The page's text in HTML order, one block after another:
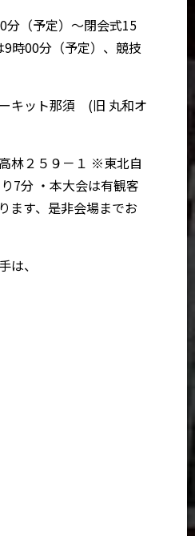
（予定）～閉会式15
時00分（予定）、競技
キット那須 (旧 丸和オ
)
林２５９－１ ※東北自
7分 ・本大会は有観客
ます、是非会場までお
は、